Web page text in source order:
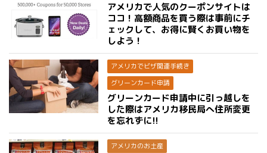
アメリカで人気のクーポンサイトは
ココ！高額商品を買う際は事前にチ
ェックして、お得に賢くお買い物を
しよう！
アメリカでビザ関連手続き
グリーンカード申請
グリーンカード申請中に引っ越しを
した際はアメリカ移民局へ住所変更
を忘れずに!!
アメリカのお土産